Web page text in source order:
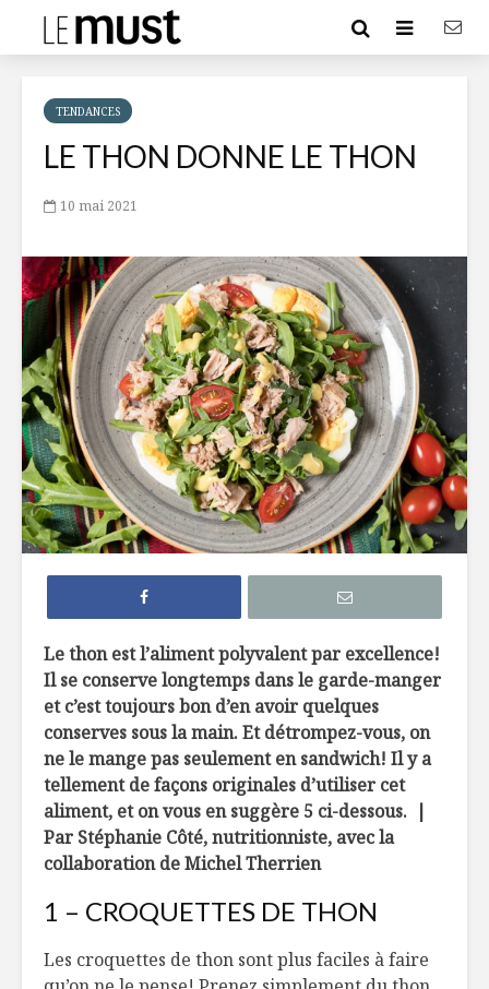
TENDANCES
LE THON DONNE LE THON
10 mai 2021
Le thon est l’aliment polyvalent par excellence!
Il se conserve longtemps dans le garde-manger
et c’est toujours bon d’en avoir quelques
conserves sous la main. Et détrompez-vous, on
ne le mange pas seulement en sandwich! Il y a
tellement de façons originales d’utiliser cet
aliment, et on vous en suggère 5 ci-dessous. |
Par Stéphanie Côté, nutritionniste, avec la
collaboration de Michel Therrien
1 – CROQUETTES DE THON
Les croquettes de thon sont plus faciles à faire
7 façons de
remplacer le pain
hamburgers
TOP 10 des
meilleures
microbrasseries au
Québec à
découvrir !
Osez les flambés !
6
dans
menthe,
pour les
Belles